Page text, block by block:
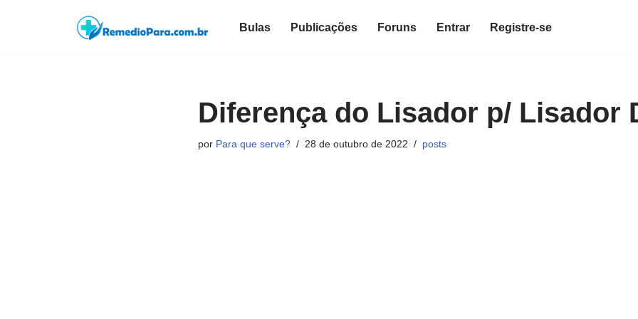
Bulas Publicações Foruns Entrar Registre-se
Diferença do Lisador p/ Lisador
por Para que serve? 28 de outubro de 2022 posts